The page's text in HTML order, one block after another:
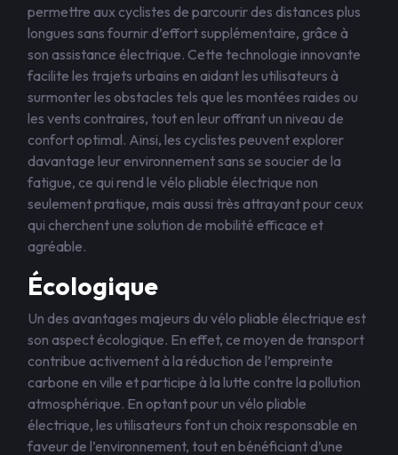
permettre aux cyclistes de parcourir des distances plus
longues sans fournir d’effort supplémentaire, grâce à
son assistance électrique. Cette technologie innovante
facilite les trajets urbains en aidant les utilisateurs à
surmonter les obstacles tels que les montées raides ou
les vents contraires, tout en leur offrant un niveau de
confort optimal. Ainsi, les cyclistes peuvent explorer
davantage leur environnement sans se soucier de la
fatigue, ce qui rend le vélo pliable électrique non
seulement pratique, mais aussi très attrayant pour ceux
qui cherchent une solution de mobilité efficace et
agréable.
Écologique
Un des avantages majeurs du vélo pliable électrique est
son aspect écologique. En effet, ce moyen de transport
contribue activement à la réduction de l’empreinte
carbone en ville et participe à la lutte contre la pollution
atmosphérique. En optant pour un vélo pliable
électrique, les utilisateurs font un choix responsable en
faveur de l’environnement, tout en bénéficiant d’une